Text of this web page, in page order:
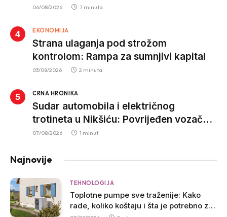
trotinetima i mlade vozače, veće kazne
06/08/2026 7 minuta
EKONOMIJA
Strana ulaganja pod strožom
kontrolom: Rampa za sumnjivi kapital
03/08/2026 2 minuta
CRNA HRONIKA
Sudar automobila i električnog
trotineta u Nikšiću: Povrijeđen vozač
trotineta, prebačen u bolnicu
07/08/2026 1 minut
Najnovije
TEHNOLOGIJA
Toplotne pumpe sve traženije: Kako
rade, koliko koštaju i šta je potrebno za